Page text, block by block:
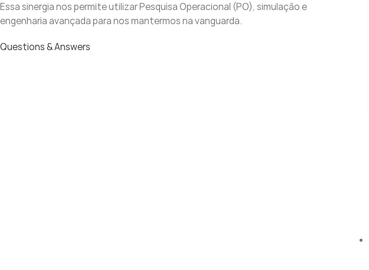
Essa sinergia nos permite utilizar Pesquisa Operacional (PO), simulação e
engenharia avançada para nos mantermos na vanguarda.
Questions & Answers